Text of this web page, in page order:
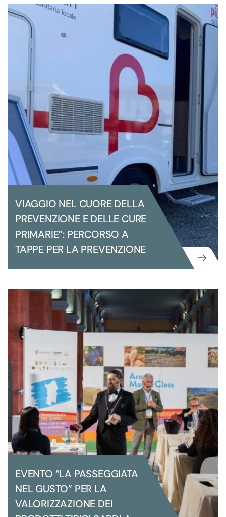
COMUNICAZIONE
GRANDI EVENTI ISTITUZIONALI
UFFICI DI PROSSIMITÀ – LA GIUSTIZIA
PIÙ VICINA AI CITTADINI”: CAMPAGNA
DI COMUNICAZIONE ED EVENTI A
TAPPE
VIAGGIO NEL CUORE DELLA
PREVENZIONE E DELLE CURE
PRIMARIE”: PERCORSO A
TAPPE PER LA PREVENZIONE
COMUNICAZIONE
GRANDI EVENTI ISTITUZIONALI
VIAGGIO NEL CUORE DELLA
PREVENZIONE E DELLE CURE
PRIMARIE”: PERCORSO A TAPPE PER
LA PREVENZIONE
EVENTO “LA PASSEGGIATA
NEL GUSTO” PER LA
VALORIZZAZIONE DEI